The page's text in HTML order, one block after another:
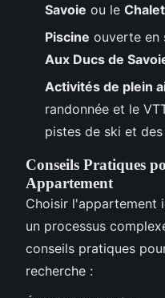
Savoie ou le
Piscine ouverte en
Aux Ducs de
Activités de plein
randonnée et le
pistes de ski et
Conseils Pratiques
Appartement
Choisir l'appartement
un processus
conseils pratiques
recherche :